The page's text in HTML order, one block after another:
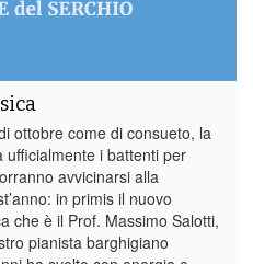
ottobre come di consueto, la
ufficialmente i battenti per
avvicinarsi alla
in primis il nuovo
che è il Prof. Massimo Salotti,
pianista barghigiano